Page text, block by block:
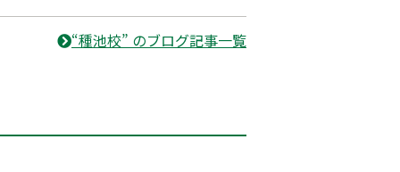
“種池校” のブログ記事一覧